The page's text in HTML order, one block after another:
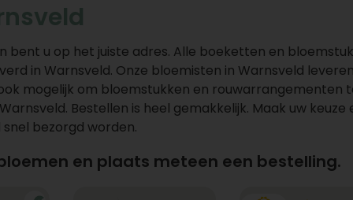
bent u op het juiste adres. Alle boeketten en
in Warnsveld. Onze bloemisten in Warnsveld
mogelijk om bloemstukken en rouwarrangementen
Bestellen is heel gemakkelijk. Maak uw keuze
bezorgd worden.
en plaats meteen een bestelling.